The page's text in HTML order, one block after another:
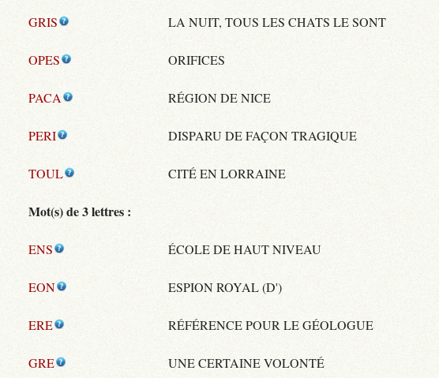
GRIS LA NUIT, TOUS LES CHATS LE SONT
OPES ORIFICES
PACA RÉGION DE NICE
PERI DISPARU DE FAÇON TRAGIQUE
TOUL CITÉ EN LORRAINE
Mot(s) de 3 lettres :
ENS ÉCOLE DE HAUT NIVEAU
EON ESPION ROYAL (D')
ERE RÉFÉRENCE POUR LE GÉOLOGUE
GRE UNE CERTAINE VOLONTÉ